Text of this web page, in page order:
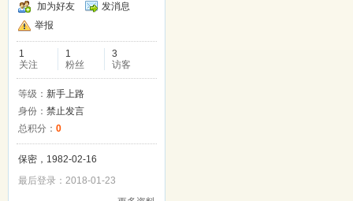
加为好友
发消息
举报
1
关注
1
粉丝
3
访客
等级： 新手上路
身份： 禁止发言
总积分： 0
保密，1982-02-16
最后登录：2018-01-23